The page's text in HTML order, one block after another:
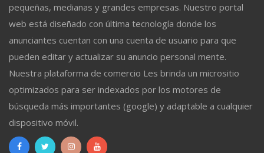
pequeñas, medianas y grandes empresas. Nuestro portal
web está diseñado con última tecnología donde los
anunciantes cuentan con una cuenta de usuario para que
pueden editar y actualizar su anuncio personal mente.
Nuestra plataforma de comercio Les brinda un micrositio
optimizados para ser indexados por los motores de
búsqueda más importantes (google) y adaptable a cualquier
dispositivo móvil.